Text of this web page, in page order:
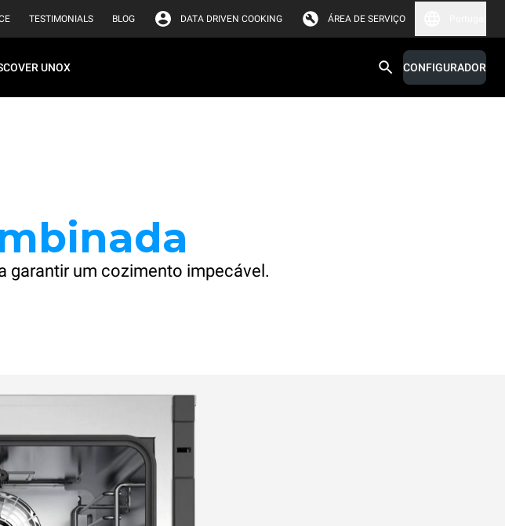
TESTIMONIALS BLOG DATA DRIVEN COOKING ÁREA DE SERVIÇO
UNOX CONFIGURADOR
garantir um cozimento impecável.